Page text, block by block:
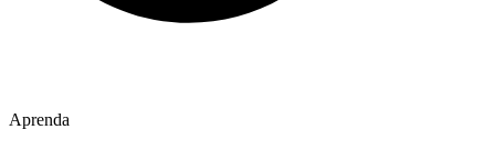
Aprenda